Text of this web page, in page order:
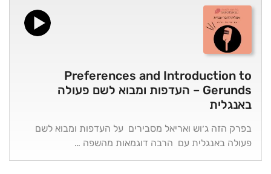
Preferences and Introduction to
Gerunds – העדפות ומבוא לשם פעולה
באנגלית
בפרק הזה ג׳וש ואריאל מסבירים על העדפות ומבוא לשם
פעולה באנגלית עם הרבה דוגמאות מהשפה …